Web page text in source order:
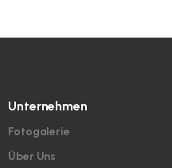
Unternehmen
Fotogalerie
Über Uns